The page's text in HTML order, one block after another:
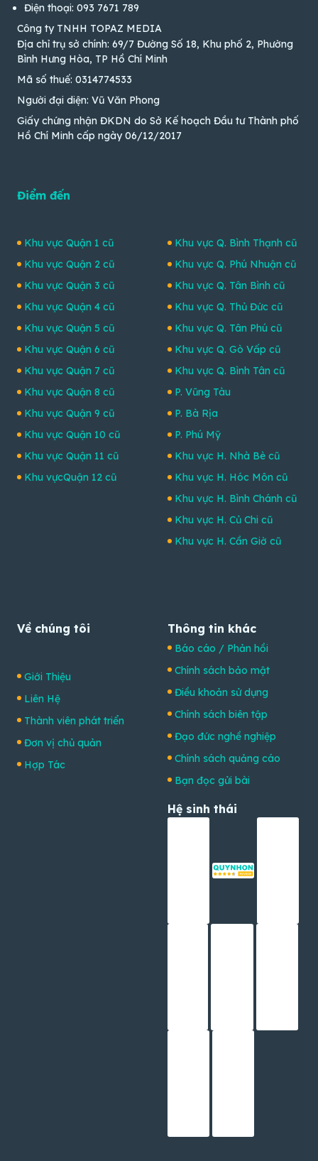
Điện thoại: 093 7671 789
Công ty TNHH TOPAZ MEDIA
Địa chỉ trụ sở chính: 69/7 Đường Số 18, Khu phố 2, Phường
Bình Hưng Hòa, TP Hồ Chí Minh
Mã số thuế: 0314774533
Người đại diện: Vũ Văn Phong
Giấy chứng nhận ĐKDN do Sở Kế hoạch Đầu tư Thành phố
Hồ Chí Minh cấp ngày 06/12/2017
Điểm đến
Khu vực Quận 1 cũ
Khu vực Quận 2 cũ
Khu vực Quận 3 cũ
Khu vực Quận 4 cũ
Khu vực Quận 5 cũ
Khu vực Quận 6 cũ
Khu vực Quận 7 cũ
Khu vực Quận 8 cũ
Khu vực Quận 9 cũ
Khu vực Quận 10 cũ
Khu vực Quận 11 cũ
Khu vựcQuận 12 cũ
Khu vực Q. Bình Thạnh cũ
Khu vực Q. Phú Nhuận cũ
Khu vực Q. Tân Bình cũ
Khu vực Q. Thủ Đức cũ
Khu vực Q. Tân Phú cũ
Khu vực Q. Gò Vấp cũ
Khu vực Q. Bình Tân cũ
P. Vũng Tàu
P. Bà Rịa
P. Phú Mỹ
Khu vực H. Nhà Bè cũ
Khu vực H. Hóc Môn cũ
Khu vực H. Bình Chánh cũ
Khu vực H. Củ Chi cũ
Khu vực H. Cần Giờ cũ
Về chúng tôi
Giới Thiệu
Liên Hệ
Thành viên phát triển
Đơn vị chủ quản
Hợp Tác
Thông tin khác
Báo cáo / Phản hồi
Chính sách bảo mật
Điều khoản sử dụng
Chính sách biên tập
Đạo đức nghề nghiệp
Chính sách quảng cáo
Bạn đọc gửi bài
Hệ sinh thái